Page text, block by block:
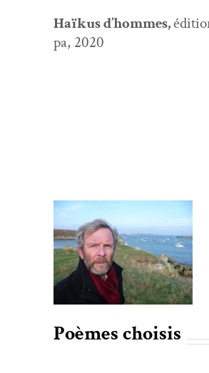
Haïkus d’hommes,
pa, 2020
Poèmes choi­sis